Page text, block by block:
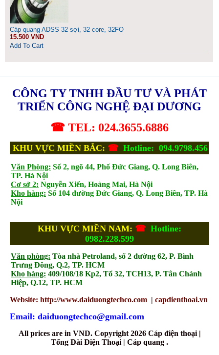
Cáp quang ADSS 32 sợi, 32 core, 32FO
15.500 VND
Add To Cart
CÔNG TY TNHH ĐẦU TƯ VÀ PHÁT
TRIỂN CÔNG NGHỆ ĐẠI DƯƠNG
☎ TEL: 024.3655.6886
KHU VỰC MIỀN BẮC: ☎ Hotline: 094.9798.456
Văn Phòng: Số 2, ngõ 44, Phố Đức Giang, Q. Long Biên,
TP. Hà Nội
Cơ sở 2: Nguyễn Xiển, Hoàng Mai, Hà Nội
Kho hàng: Số 104 đường Đức Giang, Q. Long Biên, TP. Hà
Nội
KHU VỰC MIỀN NAM: ☎ Hotline:
0982.228.599
Văn phòng: Tòa nhà Petroland, số 2 đường 62, P. Bình
Trưng Đông, Q.2, TP. HCM
Kho hàng: 409/108/18 Kp2, Tổ 32, TCH13, P. Tân Chánh
Hiệp, Q.12, TP. HCM
Website: http://www.daiduongtechco.com | capdienthoai.vn
Email: daiduongtechco@gmail.com
All prices are in VND. Copyright 2026 Cáp điện thoại |
Tổng Đài Điện Thoại | Cáp quang .